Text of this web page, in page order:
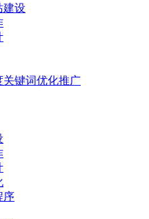
建设
关键词优化推广
序